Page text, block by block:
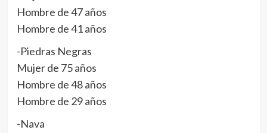
Hombre de 47 años
Hombre de 41 años
-Piedras Negras
Mujer de 75 años
Hombre de 48 años
Hombre de 29 años
-Nava